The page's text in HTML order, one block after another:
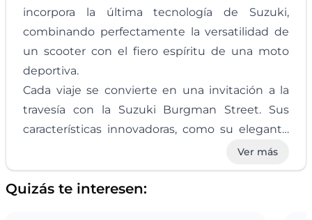
incorpora la última tecnología de Suzuki,
combinando perfectamente la versatilidad de
un scooter con el fiero espíritu de una moto
deportiva.
Cada viaje se convierte en una invitación a la
travesía con la Suzuki Burgman Street. Sus
características innovadoras, como su elegante
panel de instrumentos digitales y su amplio
espacio de almacenamiento, hacen que cada
viaje sea más fácil y cómodo. Sumérgete en la
Ver más
Quizás te interesen: